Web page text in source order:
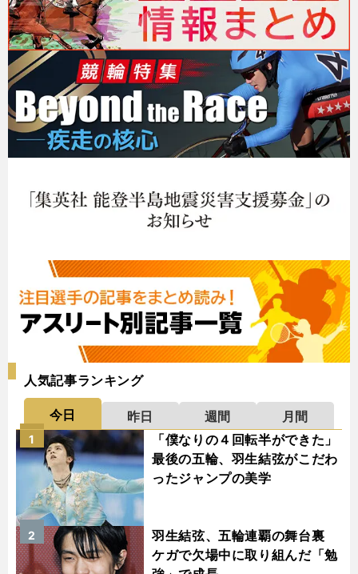
人気記事ランキング
今日 昨日 週間
月間
「僕なりの４回転半ができた」
最後の五輪、羽生結弦がこだわ
ったジャンプの美学
1
羽生結弦、五輪連覇の舞台裏
ケガで欠場中に取り組んだ「勉
2